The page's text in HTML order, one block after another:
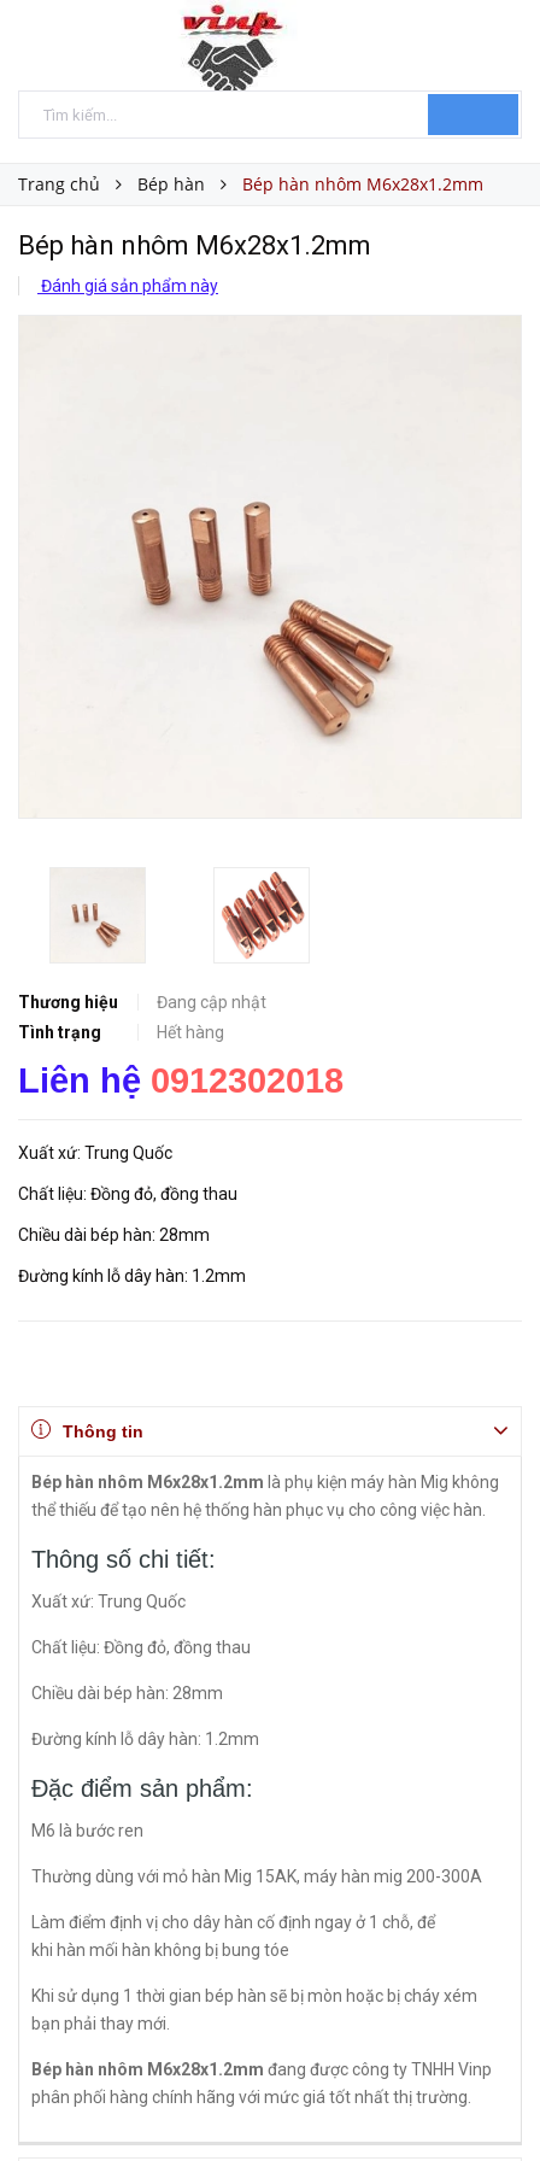
Trang chủ Bép hàn Bép hàn nhôm M6x28x1.2mm
Bép hàn nhôm M6x28x1.2mm
Đánh giá sản phẩm này
Thương hiệu
Đang cập nhật
Tình trạng
Hết hàng
Liên hệ 0912302018
Xuất xứ: Trung Quốc
Chất liệu: Đồng đỏ, đồng thau
Chiều dài bép hàn: 28mm
Đường kính lỗ dây hàn: 1.2mm
Thông tin
Bép hàn nhôm M6x28x1.2mm là phụ kiện máy hàn Mig không
thể thiếu để tạo nên hệ thống hàn phục vụ cho công việc hàn.
Thông số chi tiết:
Xuất xứ: Trung Quốc
Chất liệu: Đồng đỏ, đồng thau
Chiều dài bép hàn: 28mm
Đường kính lỗ dây hàn: 1.2mm
Đặc điểm sản phẩm:
M6 là bước ren
Thường dùng với mỏ hàn Mig 15AK, máy hàn mig 200-300A
Làm điểm định vị cho dây hàn cố định ngay ở 1 chỗ, để
khi hàn mối hàn không bị bung tóe
Khi sử dụng 1 thời gian bép hàn sẽ bị mòn hoặc bị cháy xém
bạn phải thay mới.
Bép hàn nhôm M6x28x1.2mm đang được công ty TNHH Vinp
phân phối hàng chính hãng với mức giá tốt nhất thị trường.